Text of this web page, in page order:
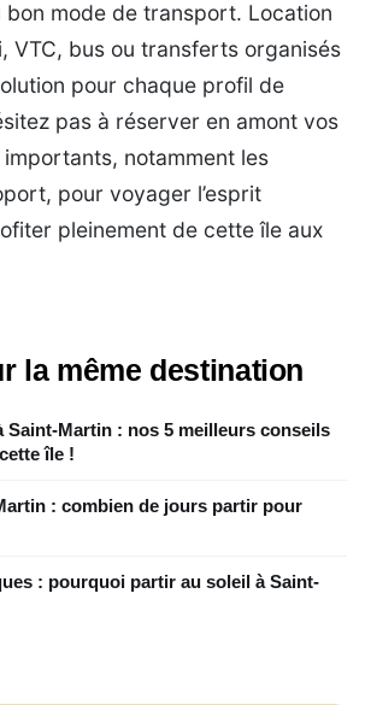
bon mode de transport. Location
VTC, bus ou transferts organisés
pour chaque profil de
pas à réserver en amont vos
notamment les
pour voyager l’esprit
pleinement de cette île aux
la même destination
Saint-Martin : nos 5 meilleurs conseils
île !
: combien de jours partir pour
: pourquoi partir au soleil à Saint-